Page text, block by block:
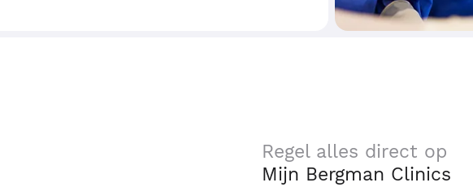
Regel alles direct op
Mijn Bergman Clinics